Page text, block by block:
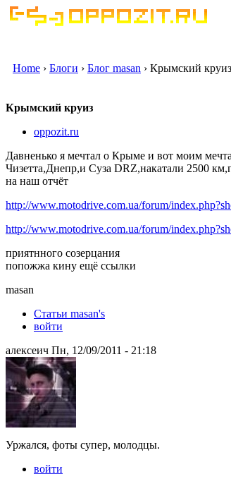
Home › Блоги › Блог masan › Крымский круиз
Крымский круиз
oppozit.ru
Давненько я мечтал о Крыме и вот моим
Чизетта,Днепр,и Суза DRZ,накатали 2500
на наш отчёт
http://www.motodrive.com.ua/forum/
http://www.motodrive.com.ua/forum/
приятнного созерцания
попожжа кину ещё ссылки
masan
Статьи masan's
войти
алексеич Пн, 12/09/2011 - 21:18
Уржался, фоты супер, молодцы.
войти